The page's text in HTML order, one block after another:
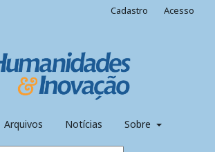
Arquivos Notícias Sobre
Cadastro Acesso